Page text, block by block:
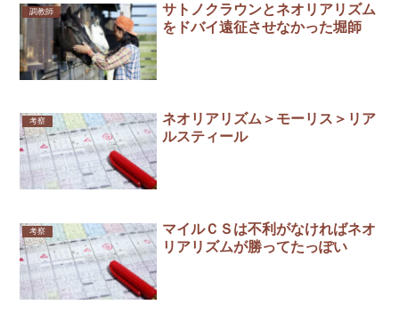
調教師
サトノクラウンとネオリアリズム
をドバイ遠征させなかった堀師
考察
ネオリアリズム＞モーリス＞リア
ルスティール
考察
マイルＣＳは不利がなければネオ
リアリズムが勝ってたっぽい